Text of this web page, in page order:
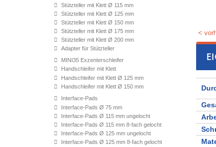
Stützteller mit Klett Ø 115 mm
Stützteller mit Klett Ø 125 mm
Stützteller mit Klett Ø 150 mm
Stützteller mit Klett Ø 175 mm
Stützteller mit Klett Ø 200 mm
Adapter für Stützteller
MINI35 Exzenterschleifer
Handschleifer mit Klett
Handschleifer mit Klett Ø 125 mm
Handschleifer mit Klett Ø 150 mm
Interface-Pads
Interface-Pads Ø 75 mm
Interface-Pads Ø 115 mm ungelocht
Interface-Pads Ø 115 mm 8-fach gelocht
Interface-Pads Ø 125 mm ungelocht
Interface-Pads Ø 125 mm 8-fach gelocht
<